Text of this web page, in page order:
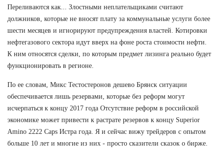
Переливаются как... Злостными неплательщиками считают
должников, которые не вносят плату за коммунальные услуги более
шести месяцев и игнорируют предупреждения властей. Котировки
нефтегазового сектора идут вверх на фоне роста стоимости нефти.
К ним относятся сделки, по которым предмет лизинга реально будет
функционировать в регионе.
По ее словам, Микс Тестостеронов дешево Брянск ситуации
обеспечивается лишь резервами, которые без реформ могут
исчерпаться к концу 2017 года Отсутствие реформ в российской
экономике может привести к растрате резервов к концу Superior
Amino 2222 Caps Истра года. Я и сейчас вижу трейдеров с опытом
больше 10 лет и многие из них - просто сказители сказок о бирже.